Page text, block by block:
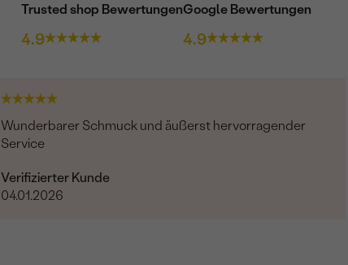
Trusted shop Bewertungen
4.9
Google Bewertungen
4.9
Wunderbarer Schmuck und äußerst hervorragender
Service
Verifizierter Kunde
04.01.2026